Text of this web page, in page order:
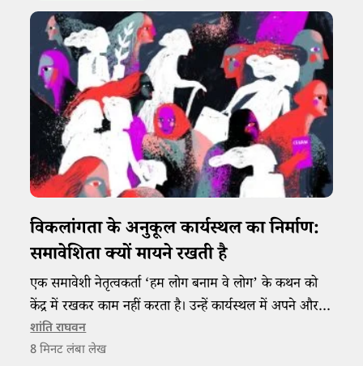
विकलांगता के अनुकूल कार्यस्थल का निर्माण:
समावेशिता क्यों मायने रखती है
एक समावेशी नेतृत्वकर्ता ‘हम लोग बनाम वे लोग’ के कथन को
केंद्र में रखकर काम नहीं करता है। उन्हें कार्यस्थल में अपने और
उन लोगों के बीच मौजूद समानताओं पर ध्यान केन्द्रित करना
चाहिए जिनसे उनका संवाद स्थापित होता है।
शांति राघवन
8 मिनट लंबा लेख